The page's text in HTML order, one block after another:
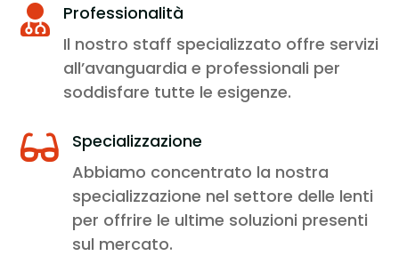

Professionalità
Il nostro staff specializzato offre servizi
all’avanguardia e professionali per
soddisfare tutte le esigenze.

Specializzazione
Abbiamo concentrato la nostra
specializzazione nel settore delle lenti
per offrire le ultime soluzioni presenti
sul mercato.